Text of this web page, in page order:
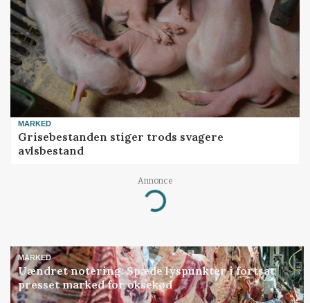
MARKED
Grisebestanden stiger trods svagere
avlsbestand
Annonce
Loading...
MARKED
Uændret notering: Spæde lyspunkter i fortsat
presset marked for oksekød